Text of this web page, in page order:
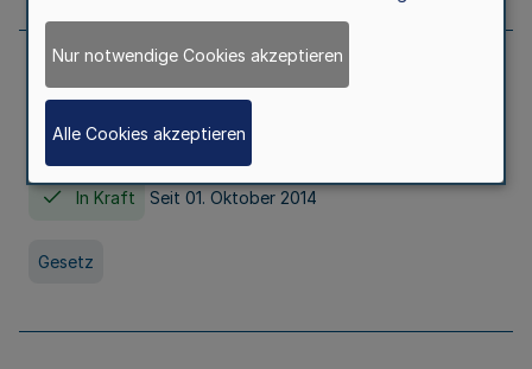
Gesetz über die Hochschulen des Landes
Nordrhein-Westfalen (Hochschulgesetz -
HG)
In Kraft Seit 01. Oktober 2014
Gesetz
Nur notwendige Cookies akzeptieren
Alle Cookies akzeptieren